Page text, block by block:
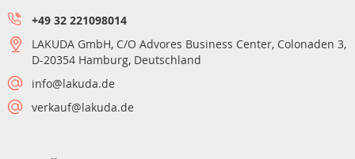
+49 32 221098014
LAKUDA GmbH, C/O Advores Business Center, Colonaden 3,
D-20354 Hamburg, Deutschland
info@lakuda.de
verkauf@lakuda.de